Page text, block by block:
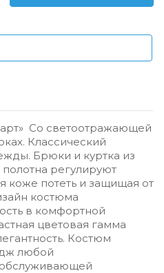
Со светоотражающей
Классический
Брюки и куртка из
регулируют
коже потеть и защищая от
костюма
в комфортной
цветовая гамма
Костюм
любой